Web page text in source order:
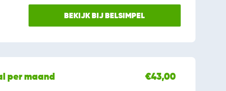
BEKIJK BIJ BELSIMPEL
per maand €43,00